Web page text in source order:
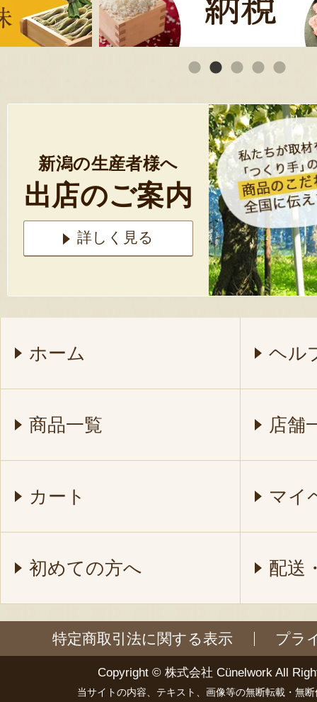
新潟の生産者様へ
出店のご案内
詳しく見る
ホーム ヘル
商品一覧 店舗
カート マイ
初めての方へ 配送
特定商取引法に関する表示 プラ
Copyright © 株式会社 Cünelwork All
当サイトの内容、テキスト、画像等の無断転載・無